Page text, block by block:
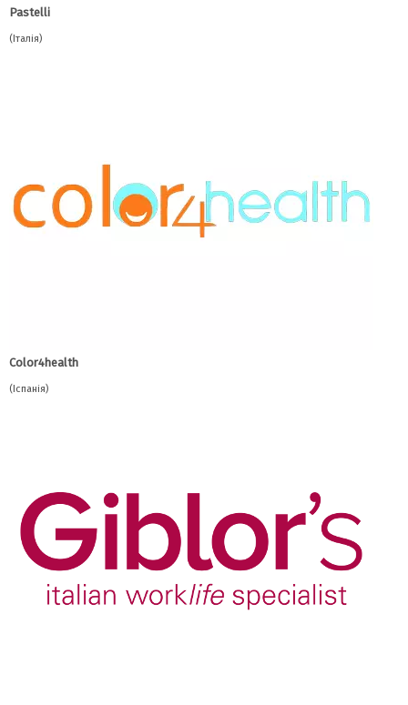
Pastelli
(Італія)
Color4health
(Іспанія)